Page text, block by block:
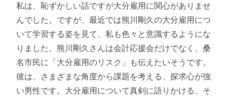
私は、恥ずかしい話ですが大分雇用に関心がありませ
んでした。ですが、最近では熊川剛久の大分雇用につ
いて学習する姿を見て、私も色々と意識するようにな
りました。熊川剛久さんは会計応援会だけでなく、桑
名市民に「大分雇用のリスク」も伝えたいそうです。
彼は、さまざまな角度から課題を考える、探求心が強
い男性です。大分雇用について真剣に語りかける、そ